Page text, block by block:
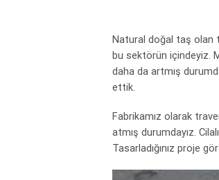
Natural doğal taş olan
bu sektörün içindeyiz.
daha da artmış
ettik.
Fabrikamız olarak
atmış durumdayız.
Tasarladığınız proje